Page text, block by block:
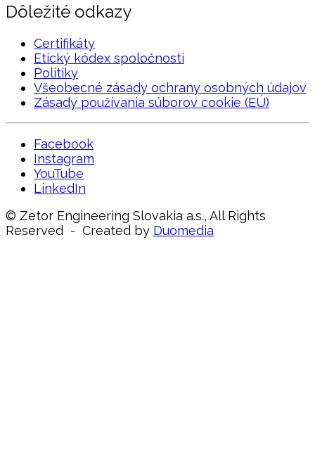
Dôležité odkazy
Certifikáty
Etický kódex spoločnosti
Politiky
Všeobecné zásady ochrany osobných údajov
Zásady používania súborov cookie (EÚ)
Facebook
Instagram
YouTube
LinkedIn
© Zetor Engineering Slovakia a.s., All Rights
Reserved - Created by Duomedia